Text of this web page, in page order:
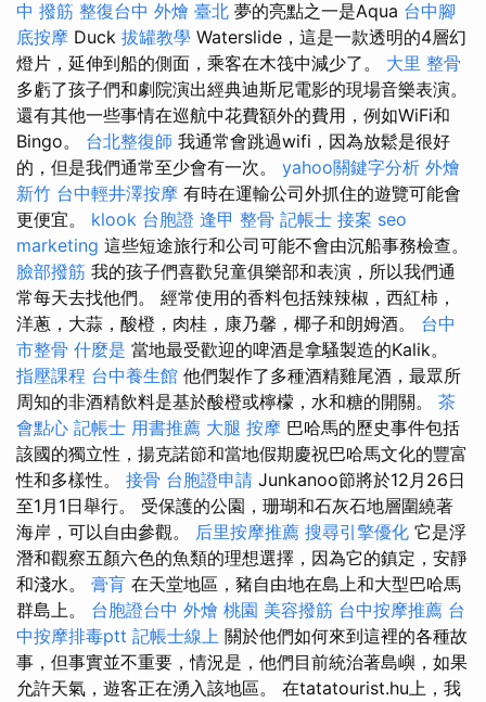
中 撥筋 整復台中 外燴 臺北 夢的亮點之一是Aqua 台中腳
底按摩 Duck 拔罐教學 Waterslide，這是一款透明的4層幻
燈片，延伸到船的側面，乘客在木筏中減少了。 大里 整骨
多虧了孩子們和劇院演出經典迪斯尼電影的現場音樂表演。
還有其他一些事情在巡航中花費額外的費用，例如WiFi和
Bingo。 台北整復師 我通常會跳過wifi，因為放鬆是很好
的，但是我們通常至少會有一次。 yahoo關鍵字分析 外燴
新竹 台中輕井澤按摩 有時在運輸公司外抓住的遊覽可能會
更便宜。 klook 台胞證 逢甲 整骨 記帳士 接案 seo
marketing 這些短途旅行和公司可能不會由沉船事務檢查。
臉部撥筋 我的孩子們喜歡兒童俱樂部和表演，所以我們通
常每天去找他們。 經常使用的香料包括辣辣椒，西紅柿，
洋蔥，大蒜，酸橙，肉桂，康乃馨，椰子和朗姆酒。 台中
市整骨 什麼是 當地最受歡迎的啤酒是拿騷製造的Kalik。
指壓課程 台中養生館 他們製作了多種酒精雞尾酒，最眾所
周知的非酒精飲料是基於酸橙或檸檬，水和糖的開關。 茶
會點心 記帳士 用書推薦 大腿 按摩 巴哈馬的歷史事件包括
該國的獨立性，揚克諾節和當地假期慶祝巴哈馬文化的豐富
性和多樣性。 接骨 台胞證申請 Junkanoo節將於12月26日
至1月1日舉行。 受保護的公園，珊瑚和石灰石地層圍繞著
海岸，可以自由參觀。 后里按摩推薦 搜尋引擎優化 它是浮
潛和觀察五顏六色的魚類的理想選擇，因為它的鎮定，安靜
和淺水。 膏肓 在天堂地區，豬自由地在島上和大型巴哈馬
群島上。 台胞證台中 外燴 桃園 美容撥筋 台中按摩推薦 台
中按摩排毒ptt 記帳士線上 關於他們如何來到這裡的各種故
事，但事實並不重要，情況是，他們目前統治著島嶼，如果
允許天氣，遊客正在湧入該地區。 在tatatourist.hu上，我